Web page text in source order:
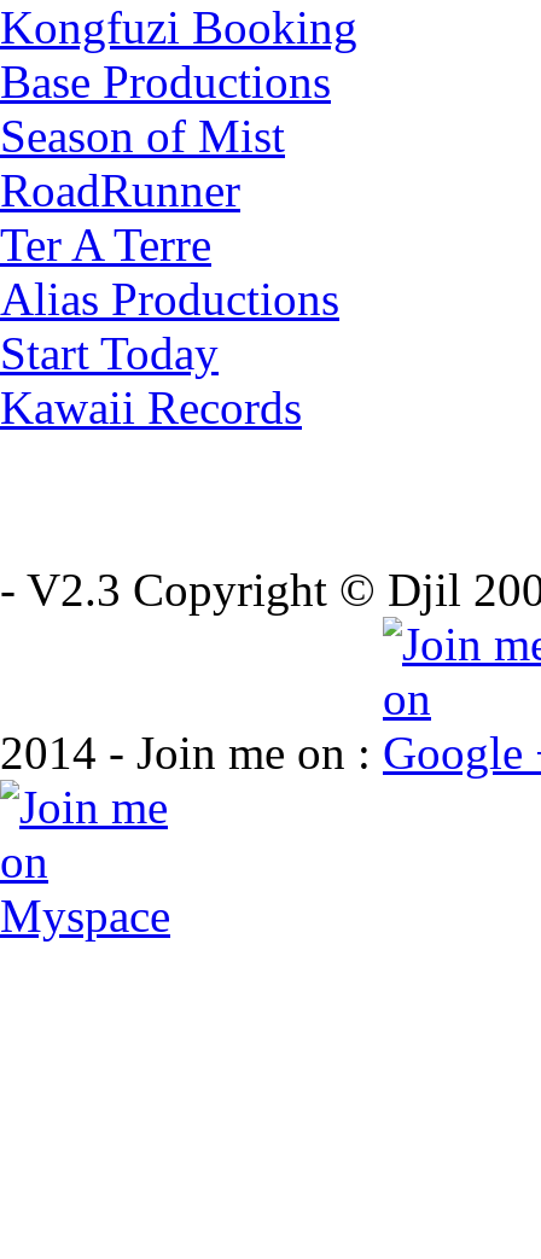
Kongfuzi Booking
Base Productions
Season of Mist
RoadRunner
Ter A Terre
Alias Productions
Start Today
Kawaii Records
- V2.3 Copyright © Djil
2014 - Join me on :